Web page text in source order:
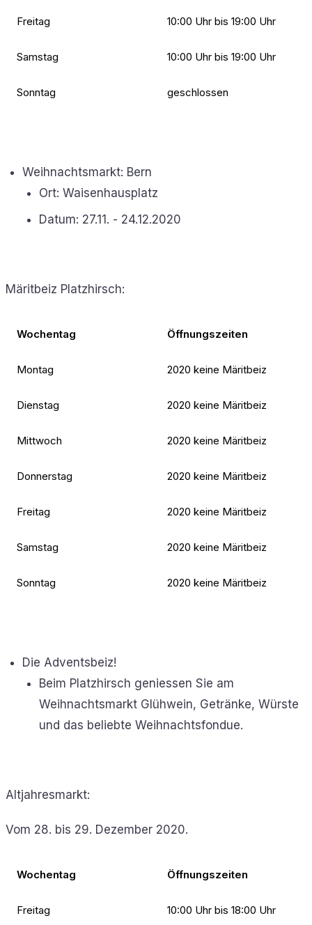
Freitag 10:00 Uhr bis 19:00 Uhr
Samstag 10:00 Uhr bis 19:00 Uhr
Sonntag geschlossen
Weihnachtsmarkt: Bern
Ort: Waisenhausplatz
Datum: 27.11. - 24.12.2020
Märitbeiz Platzhirsch:
Wochentag Öffnungszeiten
Montag 2020 keine Märitbeiz
Dienstag 2020 keine Märitbeiz
Mittwoch 2020 keine Märitbeiz
Donnerstag 2020 keine Märitbeiz
Freitag 2020 keine Märitbeiz
Samstag 2020 keine Märitbeiz
Sonntag 2020 keine Märitbeiz
Die Adventsbeiz!
Beim Platzhirsch geniessen Sie am
Weihnachtsmarkt Glühwein, Getränke, Würste
und das beliebte Weihnachtsfondue.
Altjahresmarkt:
Vom 28. bis 29. Dezember 2020.
Wochentag Öffnungszeiten
Freitag 10:00 Uhr bis 18:00 Uhr